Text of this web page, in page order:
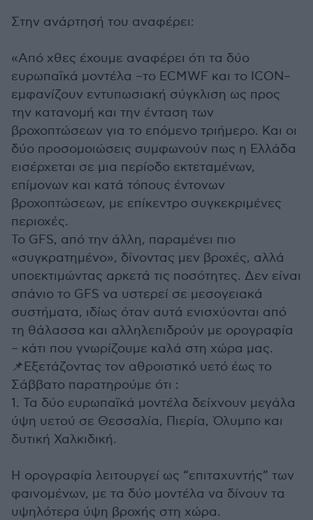
Στην ανάρτησή του αναφέρει:
«Από χθες έχουμε αναφέρει ότι τα δύο
ευρωπαϊκά μοντέλα –το ECMWF και το ICON–
εμφανίζουν εντυπωσιακή σύγκλιση ως προς
την κατανομή και την ένταση των
βροχοπτώσεων για το επόμενο τριήμερο. Και οι
δύο προσομοιώσεις συμφωνούν πως η Ελλάδα
εισέρχεται σε μια περίοδο εκτεταμένων,
επίμονων και κατά τόπους έντονων
βροχοπτώσεων, με επίκεντρο συγκεκριμένες
περιοχές.
Το GFS, από την άλλη, παραμένει πιο
«συγκρατημένο», δίνοντας μεν βροχές, αλλά
υποεκτιμώντας αρκετά τις ποσότητες. Δεν είναι
σπάνιο το GFS να υστερεί σε μεσογειακά
συστήματα, ιδίως όταν αυτά ενισχύονται από
τη θάλασσα και αλληλεπιδρούν με ορογραφία
– κάτι που γνωρίζουμε καλά στη χώρα μας.
📌Εξετάζοντας τον αθροιστικό υετό έως το
Σάββατο παρατηρούμε ότι :
1. Τα δύο ευρωπαϊκά μοντέλα δείχνουν μεγάλα
ύψη υετού σε Θεσσαλία, Πιερία, Όλυμπο και
δυτική Χαλκιδική.
Η ορογραφία λειτουργεί ως “επιταχυντής” των
φαινομένων, με τα δύο μοντέλα να δίνουν τα
υψηλότερα ύψη βροχής στη χώρα.